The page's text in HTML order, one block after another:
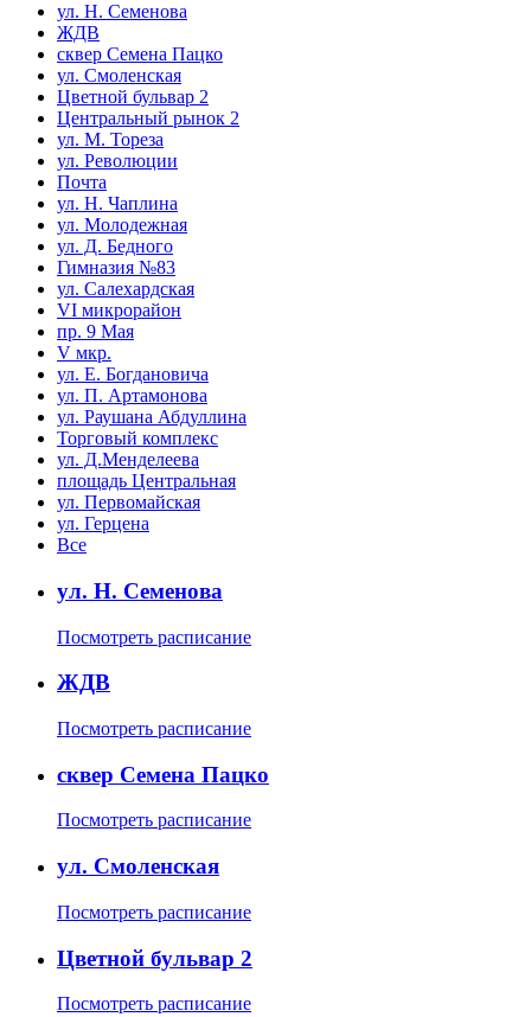
ул. Н. Семенова
ЖДВ
сквер Семена Пацко
ул. Смоленская
Цветной бульвар 2
Центральный рынок 2
ул. М. Тореза
ул. Революции
Почта
ул. Н. Чаплина
ул. Молодежная
ул. Д. Бедного
Гимназия №83
ул. Салехардская
VI микрорайон
пр. 9 Мая
V мкр.
ул. Е. Богдановича
ул. П. Артамонова
ул. Раушана Абдуллина
Торговый комплекс
ул. Д.Менделеева
площадь Центральная
ул. Первомайская
ул. Герцена
Все
ул. Н. Семенова
Посмотреть расписание
ЖДВ
Посмотреть расписание
сквер Семена Пацко
Посмотреть расписание
ул. Смоленская
Посмотреть расписание
Цветной бульвар 2
Посмотреть расписание